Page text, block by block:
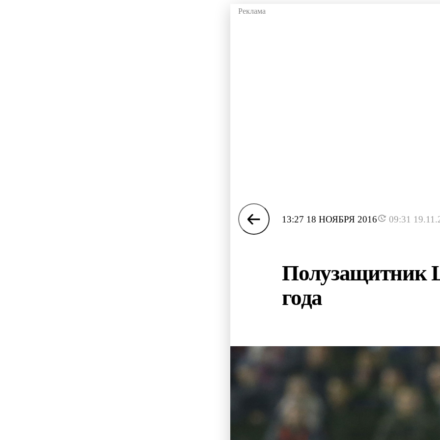
13:27 18 НОЯБРЯ 2016 09:31
Полузащитник
года